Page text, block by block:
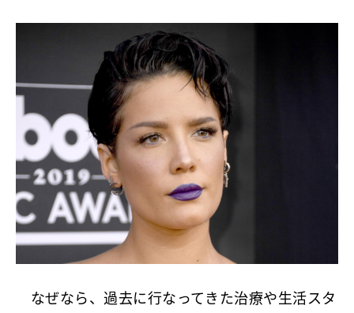
なぜなら、過去に行なってきた治療や生活スタ